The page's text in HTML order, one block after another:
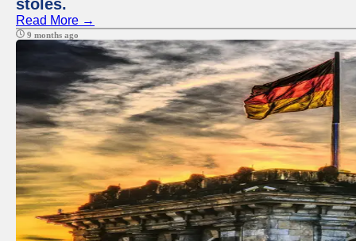
stoles.
Read More →
9 months ago